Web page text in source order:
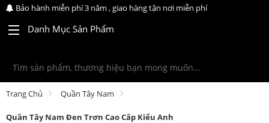
Bảo hành miễn phí 3 năm , giao hàng tận nơi miễn phí
Danh Mục Sản Phẩm
Trang Chủ Quần Tây Nam
Quần Tây Nam Đen Trơn Cao Cấp Kiểu Anh